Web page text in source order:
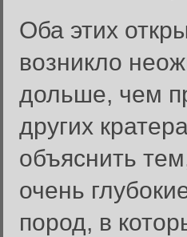
Оба этих
возникло
дольше, чем
других
объяснить
очень
пород, в